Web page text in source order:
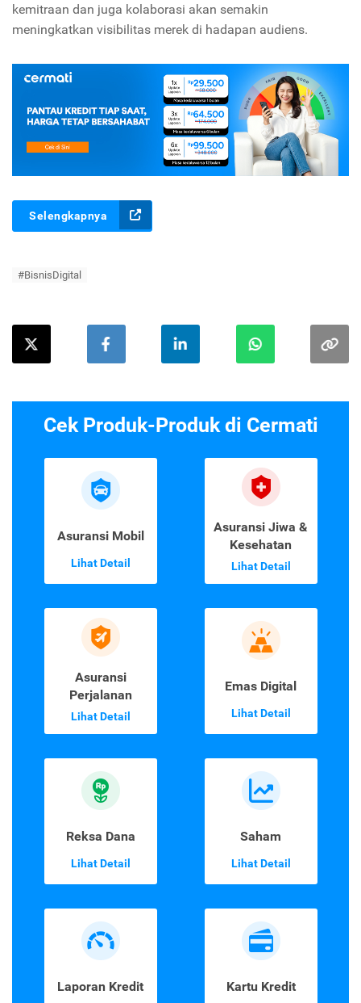
kemitraan dan juga kolaborasi akan semakin
meningkatkan visibilitas merek di hadapan audiens.
Selengkapnya
#BisnisDigital
Cek Produk-Produk di Cermati
Asuransi Mobil
Lihat Detail
Asuransi Jiwa &
Kesehatan
Lihat Detail
Asuransi
Perjalanan
Lihat Detail
Emas Digital
Lihat Detail
Reksa Dana
Lihat Detail
Saham
Lihat Detail
Laporan Kredit Kartu Kredit